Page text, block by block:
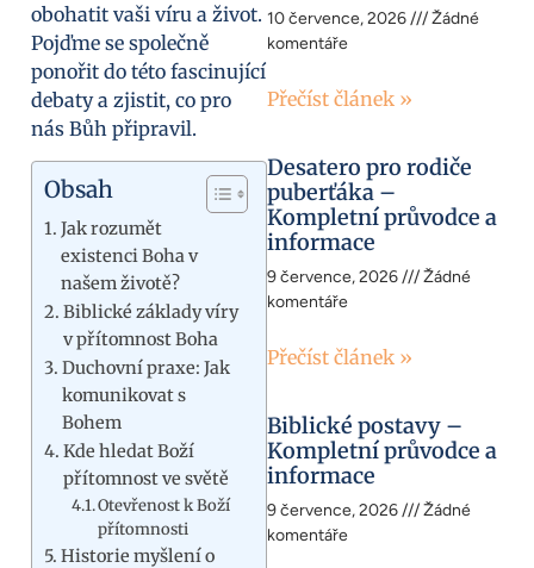
obohatit vaši víru a život.
Pojďme se společně
ponořit do této fascinující
debaty a zjistit, co pro
nás Bůh připravil.
Obsah
Jak rozumět
existenci Boha v
našem životě?
Biblické základy víry
v přítomnost Boha
Duchovní praxe: Jak
komunikovat s
Bohem
Kde hledat Boží
přítomnost ve světě
Otevřenost k Boží
přítomnosti
Historie myšlení o
10 července, 2026
Žádné
komentáře
Přečíst článek »
Desatero pro rodiče
puberťáka –
Kompletní průvodce a
informace
9 července, 2026
Žádné
komentáře
Přečíst článek »
Biblické postavy –
Kompletní průvodce a
informace
9 července, 2026
Žádné
komentáře